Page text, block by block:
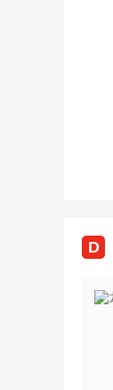
D